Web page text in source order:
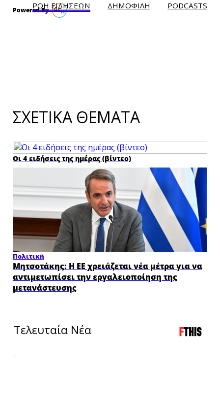
LIVE
ΡΟΗ ΕΙΔΗΣΕΩΝ ΔΗΜΟΦΙΛH PODCASTS
ΣΧΕΤΙΚΑ ΘΕΜΑΤΑ
Οι 4 ειδήσεις της ημέρας (βίντεο)
Πολιτική
Μητσοτάκης: Η ΕΕ χρειάζεται νέα μέτρα για να
αντιμετωπίσει την εργαλειοποίηση της
μετανάστευσης
Τελευταία Νέα